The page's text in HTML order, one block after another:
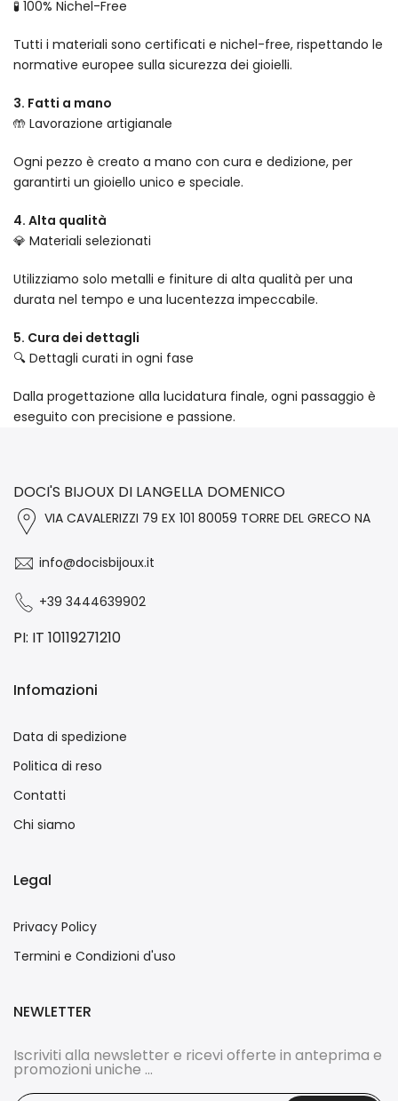
🧪 100% Nichel-Free
Tutti i materiali sono certificati e nichel-free, rispettando le
normative europee sulla sicurezza dei gioielli.
3. Fatti a mano
🤲 Lavorazione artigianale
Ogni pezzo è creato a mano con cura e dedizione, per
garantirti un gioiello unico e speciale.
4. Alta qualità
💎 Materiali selezionati
Utilizziamo solo metalli e finiture di alta qualità per una
durata nel tempo e una lucentezza impeccabile.
5. Cura dei dettagli
🔍 Dettagli curati in ogni fase
Dalla progettazione alla lucidatura finale, ogni passaggio è
eseguito con precisione e passione.
DOCI'S BIJOUX DI LANGELLA DOMENICO
VIA CAVALERIZZI 79 EX 101 80059 TORRE DEL GRECO NA
info@docisbijoux.it
+39 3444639902
PI: IT 10119271210
Infomazioni
Data di spedizione
Politica di reso
Contatti
Chi siamo
Legal
Privacy Policy
Termini e Condizioni d'uso
NEWLETTER
Iscriviti alla newsletter e ricevi offerte in anteprima e
promozioni uniche ...